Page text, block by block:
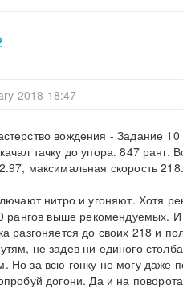
2018 18:47
вождения - Задание 10
тачку до упора. 847
максимальная скорость
нитро и угоняют. Хотя
рангов выше рекомендуемых. И
разгоняется до своих 218 и
не задев ни единого
Но за всю гонку не могу даже
догони. Да и на